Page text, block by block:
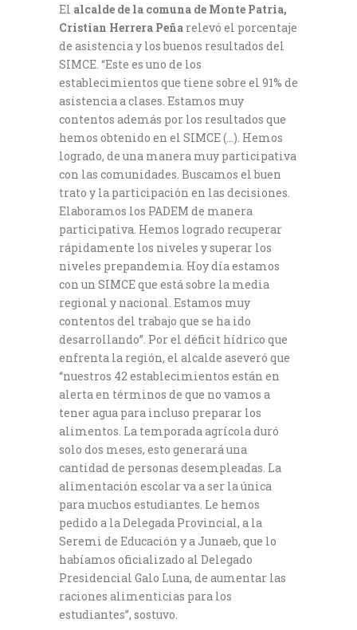
El alcalde de la comuna de Monte Patria,
Cristian Herrera Peña relevó el porcentaje
de asistencia y los buenos resultados del
SIMCE. “Este es uno de los
establecimientos que tiene sobre el 91% de
asistencia a clases. Estamos muy
contentos además por los resultados que
hemos obtenido en el SIMCE (…). Hemos
logrado, de una manera muy participativa
con las comunidades. Buscamos el buen
trato y la participación en las decisiones.
Elaboramos los PADEM de manera
participativa. Hemos logrado recuperar
rápidamente los niveles y superar los
niveles prepandemia. Hoy día estamos
con un SIMCE que está sobre la media
regional y nacional. Estamos muy
contentos del trabajo que se ha ido
desarrollando”. Por el déficit hídrico que
enfrenta la región, el alcalde aseveró que
“nuestros 42 establecimientos están en
alerta en términos de que no vamos a
tener agua para incluso preparar los
alimentos. La temporada agrícola duró
solo dos meses, esto generará una
cantidad de personas desempleadas. La
alimentación escolar va a ser la única
para muchos estudiantes. Le hemos
pedido a la Delegada Provincial, a la
Seremi de Educación y a Junaeb, que lo
habíamos oficializado al Delegado
Presidencial Galo Luna, de aumentar las
raciones alimenticias para los
estudiantes”, sostuvo.